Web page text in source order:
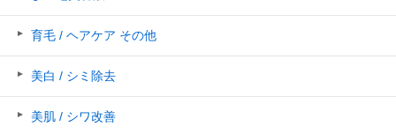
育毛 / ヘアケア その他
美白 / シミ除去
美肌 / シワ改善